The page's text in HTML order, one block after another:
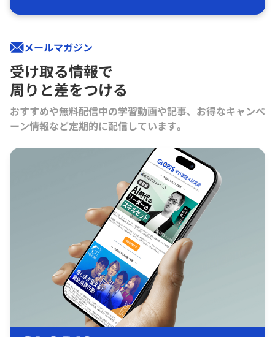
メールマガジン
受け取る情報で
周りと差をつける
おすすめや無料配信中の学習動画や記事、お得なキャンペ
ーン情報など定期的に配信しています。